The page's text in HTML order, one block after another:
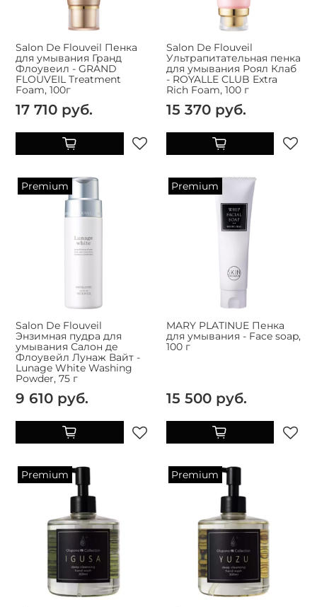
Salon De Flouveil Пенка
для умывания Гранд
Флоувеил - GRAND
FLOUVEIL Treatment
Foam, 100г
17 710 руб.
Salon De Flouveil
Ультрапитательная пенка
для умывания Роял Клаб
- ROYALLE CLUB Extra
Rich Foam, 100 г
15 370 руб.
Premium
Salon De Flouveil
Энзимная пудра для
умывания Салон де
Флоувейл Лунаж Вайт -
Lunage White Washing
Powder, 75 г
9 610 руб.
Premium
MARY PLATINUE Пенка
для умывания - Face soap,
100 г
15 500 руб.
Premium Premium